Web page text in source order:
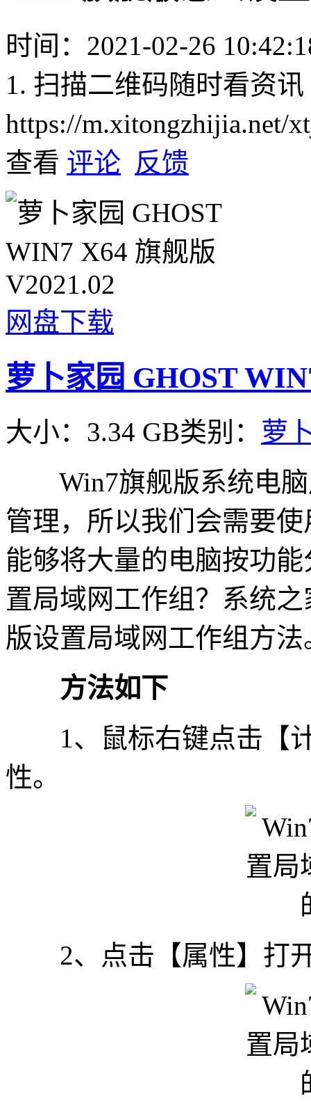
时间：2021-02-26
1. 扫描二维码随时看资讯
https://m.xitongzhijia.net/
查看 评论 反馈
网盘下载
萝卜家园 GHOST
大小：3.34 GB类别： 萝
Win7旗舰版系统电脑
管理，所以我们会需要
能够将大量的电脑按功
置局域网工作组？系统
版设置局域网工作组方法
方法如下
1、鼠标右键点击【计
性。
2、点击【属性】打开